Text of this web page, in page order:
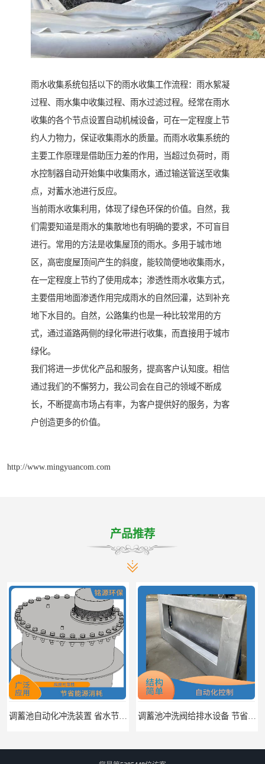
雨水收集系统包括以下的雨水收集工作流程：雨水絮凝
过程、雨水集中收集过程、雨水过滤过程。经常在雨水
收集的各个节点设置自动机械设备，可在一定程度上节
约人力物力，保证收集雨水的质量。而雨水收集系统的
主要工作原理是借助压力差的作用，当超过负荷时，雨
水控制器自动开始集中收集雨水，通过输送管送至收集
点，对蓄水池进行反应。
当前雨水收集利用，体现了绿色环保的价值。自然，我
们需要知道是雨水的集散地也有明确的要求，不可盲目
进行。常用的方法是收集屋顶的雨水。多用于城市地
区，高密度屋顶间产生的斜度，能较简便地收集雨水，
在一定程度上节约了使用成本；渗透性雨水收集方式，
主要借用地面渗透作用完成雨水的自然回灌，达到补充
地下水目的。自然，公路集约也是一种比较常用的方
式，通过道路两侧的绿化带进行收集，而直接用于城市
绿化。
我们将进一步优化产品和服务，提高客户认知度。相信
通过我们的不懈努力，我公司会在自己的领域不断成
长，不断提高市场占有率，为客户提供好的服务，为客
户创造更多的价值。
http://www.mingyuancom.com
产品推荐